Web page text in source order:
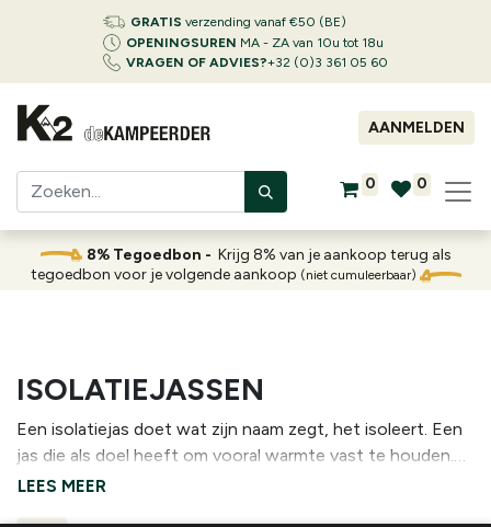
GRATIS verzending vanaf €50 (BE)
OPENINGSUREN MA - ZA van 10u tot 18u
VRAGEN OF ADVIES?+32 (0)3 361 05 60
AANMELDEN
0 0
8% Tegoedbon - Krijg 8% van je aankoop terug als
tegoedbon voor je volgende aankoop (niet cumuleerbaar)
ISOLATIEJASSEN
Een isolatiejas doet wat zijn naam zegt, het isoleert. Een
jas die als doel heeft om vooral warmte vast te houden.
Het verschil met bijvoorbeeld fleece, is dat een isolatiejas